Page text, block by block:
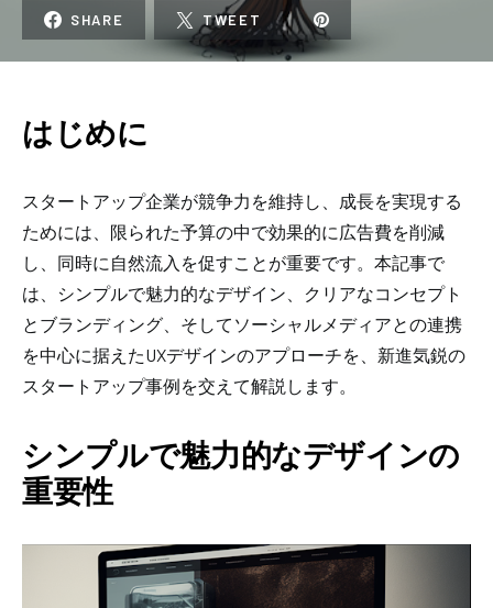
SHARE TWEET
はじめに
スタートアップ企業が競争力を維持し、成長を実現する
ためには、限られた予算の中で効果的に広告費を削減
し、同時に自然流入を促すことが重要です。本記事で
は、シンプルで魅力的なデザイン、クリアなコンセプト
とブランディング、そしてソーシャルメディアとの連携
を中心に据えたUXデザインのアプローチを、新進気鋭の
スタートアップ事例を交えて解説します。
シンプルで魅力的なデザインの
重要性